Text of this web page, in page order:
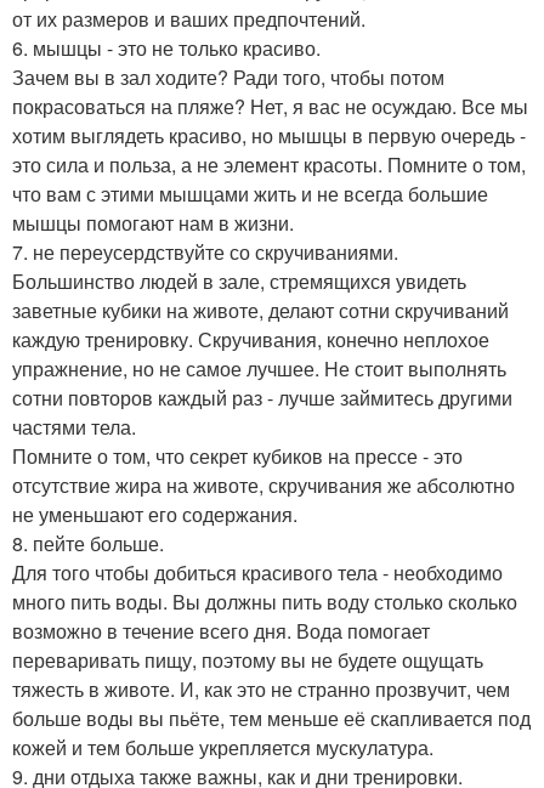
от их размеров и ваших предпочтений.
6. мышцы - это не только красиво.
Зачем вы в зал ходите? Ради того, чтобы потом
покрасоваться на пляже? Нет, я вас не осуждаю. Все мы
хотим выглядеть красиво, но мышцы в первую очередь -
это сила и польза, а не элемент красоты. Помните о том,
что вам с этими мышцами жить и не всегда большие
мышцы помогают нам в жизни.
7. не переусердствуйте со скручиваниями.
Большинство людей в зале, стремящихся увидеть
заветные кубики на животе, делают сотни скручиваний
каждую тренировку. Скручивания, конечно неплохое
упражнение, но не самое лучшее. Не стоит выполнять
сотни повторов каждый раз - лучше займитесь другими
частями тела.
Помните о том, что секрет кубиков на прессе - это
отсутствие жира на животе, скручивания же абсолютно
не уменьшают его содержания.
8. пейте больше.
Для того чтобы добиться красивого тела - необходимо
много пить воды. Вы должны пить воду столько сколько
возможно в течение всего дня. Вода помогает
переваривать пищу, поэтому вы не будете ощущать
тяжесть в животе. И, как это не странно прозвучит, чем
больше воды вы пьёте, тем меньше её скапливается под
кожей и тем больше укрепляется мускулатура.
9. дни отдыха также важны, как и дни тренировки.